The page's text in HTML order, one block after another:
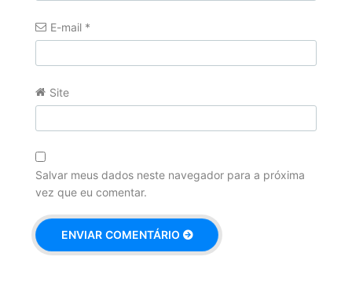
E-mail *
Site
Salvar meus dados neste navegador para a próxima
vez que eu comentar.